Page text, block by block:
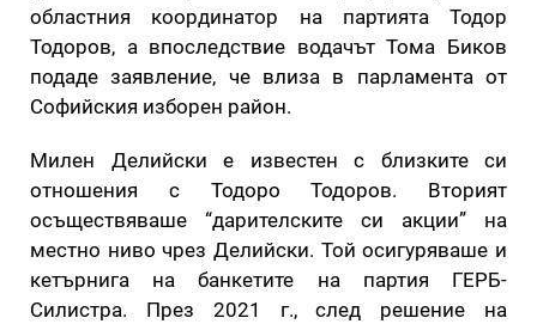
областния координатор на партията Тодор
Тодоров, а впоследствие водачът Тома Биков
подаде заявление, че влиза в парламента от
Софийския изборен район.
Милен Делийски е известен с близките си
отношения с Тодоро Тодоров. Вторият
осъществяваше “дарителските си акции” на
местно ниво чрез Делийски. Той осигуряваше и
кетърнига на банкетите на партия ГЕРБ-
Силистра. През 2021 г., след решение на